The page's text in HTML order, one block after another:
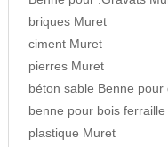
briques Muret
ciment Muret
pierres Muret
béton sable Benne
benne pour bois
plastique Muret